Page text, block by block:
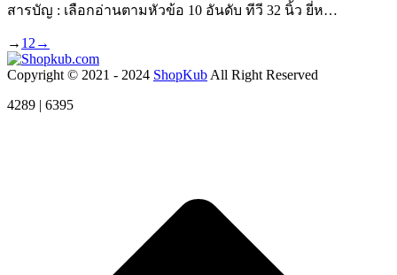
สารบัญ : เลือกอ่านตามหัวข้อ 10 อันดับ ทีวี 32 นิ้ว ยี่ห…
→ 1 2 →
Copyright © 2021 - 2024 ShopKub All Right Reserved
4289 | 6395